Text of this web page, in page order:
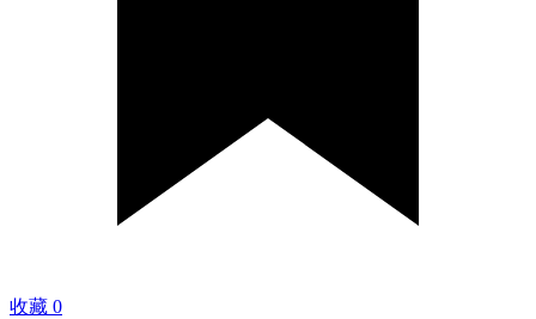
收藏 0